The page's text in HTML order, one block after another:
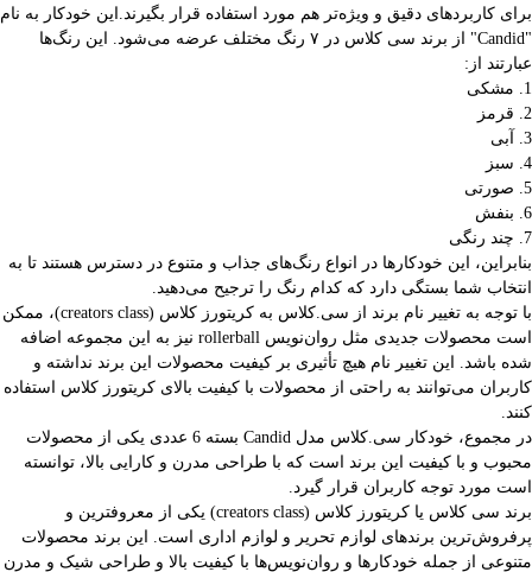
برای کاربردهای دقیق و ویژه‌تر هم مورد استفاده قرار بگیرند.این خودکار به نام
"Candid" از برند سی کلاس در ۷ رنگ مختلف عرضه می‌شود. این رنگ‌ها
عبارتند از:
1. مشکی
2. قرمز
3. آبی
4. سبز
5. صورتی
6. بنفش
7. چند رنگی
بنابراین، این خودکارها در انواع رنگ‌های جذاب و متنوع در دسترس هستند تا به
انتخاب شما بستگی دارد که کدام رنگ را ترجیح می‌دهید.
با توجه به تغییر نام برند از سی.کلاس به کریتورز کلاس (creators class)، ممکن
است محصولات جدیدی مثل روان‌نویس rollerball نیز به این مجموعه اضافه
شده باشد. این تغییر نام هیچ تأثیری بر کیفیت محصولات این برند نداشته و
کاربران می‌توانند به راحتی از محصولات با کیفیت بالای کریتورز کلاس استفاده
کنند.
در مجموع، خودکار سی.کلاس مدل Candid بسته 6 عددی یکی از محصولات
محبوب و با کیفیت این برند است که با طراحی مدرن و کارایی بالا، توانسته
است مورد توجه کاربران قرار گیرد.
برند سی کلاس یا کریتورز کلاس (creators class) یکی از معروفترین و
پرفروش‌ترین برندهای لوازم تحریر و لوازم اداری است. این برند محصولات
متنوعی از جمله خودکارها و روان‌نویس‌ها با کیفیت بالا و طراحی شیک و مدرن